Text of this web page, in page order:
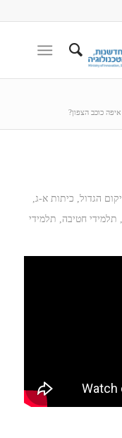
איפה כוכב הצפון?
הגדול, כיתות א-ג,
, תלמידי חטיבה, תלמידי